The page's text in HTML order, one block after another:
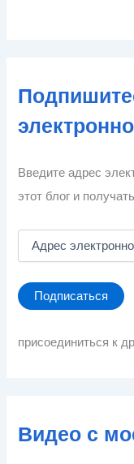
Введите адрес
этот блог и
е
с
е
н
Подписаться
присоединиться к
Видео с